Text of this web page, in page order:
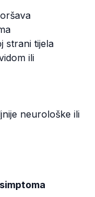
strani tijela
ili
neurološke ili